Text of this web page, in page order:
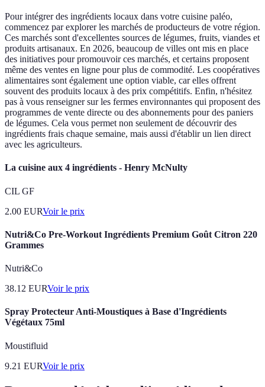
Pour intégrer des ingrédients locaux dans votre cuisine paléo,
commencez par explorer les marchés de producteurs de votre région.
Ces marchés sont d'excellentes sources de légumes, fruits, viandes et
produits artisanaux. En 2026, beaucoup de villes ont mis en place
des initiatives pour promouvoir ces marchés, et certains proposent
même des ventes en ligne pour plus de commodité. Les coopératives
alimentaires sont également une option viable, car elles offrent
souvent des produits locaux à des prix compétitifs. Enfin, n'hésitez
pas à vous renseigner sur les fermes environnantes qui proposent des
programmes de vente directe ou des abonnements pour des paniers
de légumes. Cela vous permet non seulement de découvrir des
ingrédients frais chaque semaine, mais aussi d'établir un lien direct
avec les agriculteurs.
La cuisine aux 4 ingrédients - Henry McNulty
CIL GF
2.00 EURVoir le prix
Nutri&Co Pre-Workout Ingrédients Premium Goût Citron 220
Grammes
Nutri&Co
38.12 EURVoir le prix
Spray Protecteur Anti-Moustiques à Base d'Ingrédients
Végétaux 75ml
Moustifluid
9.21 EURVoir le prix